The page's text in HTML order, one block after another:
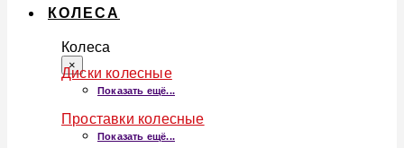
КОЛЕСА
Колеса
×
Диски колесные
Показать ещё...
Проставки колесные
Показать ещё...